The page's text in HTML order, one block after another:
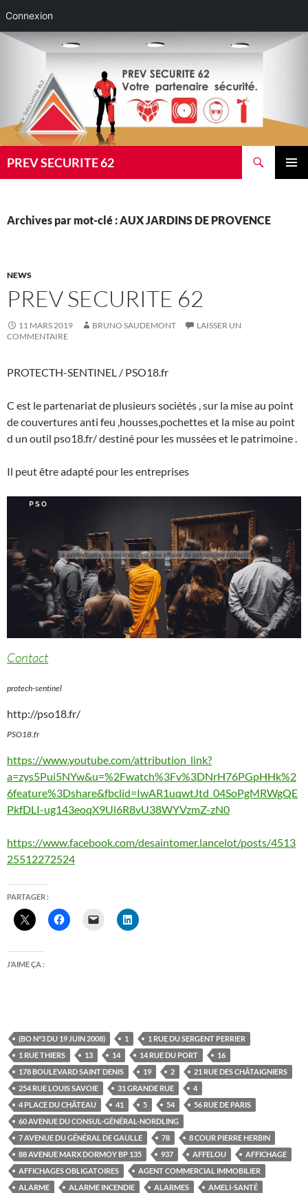
Connexion
Aller
PREV SECURITE 62
Archives par mot-clé : AUX JARDINS DE PROVENCE
NEWS
PREV SECURITE 62
11 MARS 2019 BRUNO SAUDEMONT
LAISSER UN
COMMENTAIRE
PROTECTH-SENTINEL / PSO18.fr
C est le partenariat de plusieurs sociétés , sur la mise au point
de couvertures anti feu ,housses,pochettes et la mise au point
d un outil pso18.fr/ destiné pour les mussées et le patrimoine .
Il peut être adapté pour les entreprises
Contact
protech-sentinel
http://pso18.fr/
PSO18.fr
https://www.youtube.com/attribution_link?
a=zys5Pui5NYw&u=%2Fwatch%3Fv%3DNrH76PGpHHk%2
6feature%3Dshare&fbclid=IwAR1uqwtJtd_04SoPgMRWgQE
PkfDLI-ug143eoqX9Ul6R8vU38WYVzmZ-zN0
https://www.facebook.com/desaintomer.lancelot/posts/4513
25512272524
PARTAGER :
J’AIME ÇA :
(BO N°3 DU 19 JUIN 2008) 1
1 RUE DU SERGENT PERRIER
1 RUE THIERS
13 14 14 RUE DU PORT
16
178 BOULEVARD SAINT DENIS
19 2
21 RUE DES CHÂTAIGNIERS
254 RUE LOUIS SAVOIE
31 GRANDE RUE
4
4 PLACE DU CHÂTEAU
41 5 54
56 RUE DE PARIS
60 AVENUE DU CONSUL-GÉNÉRAL-NORDLING
7 AVENUE DU GÉNÉRAL DE GAULLE
78
8 COUR PIERRE HERBIN
88 AVENUE MARX DORMOY BP 135
937 AFFELOU
AFFICHAGE
AFFICHAGES OBLIGATOIRES
AGENT COMMERCIAL IMMOBILIER
ALARME
ALARME INCENDIE ALARMES
AMELI-SANTÉ